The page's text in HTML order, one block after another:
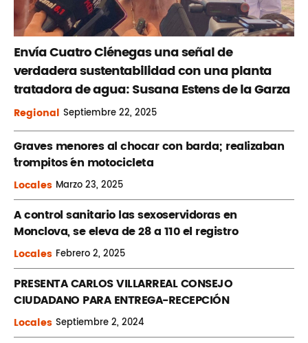
Envía Cuatro Ciénegas una señal de
verdadera sustentabilidad con una planta
tratadora de agua: Susana Estens de la Garza
Regional Septiembre22, 2025
Graves menores al chocar con barda; realizaban
´trompitos ´en motocicleta
Locales Marzo23, 2025
A control sanitario las sexoservidoras en
Monclova, se eleva de 28 a 110 el registro
Locales Febrero2, 2025
PRESENTA CARLOS VILLARREAL CONSEJO
CIUDADANO PARA ENTREGA-RECEPCIÓN
Locales Septiembre2, 2024